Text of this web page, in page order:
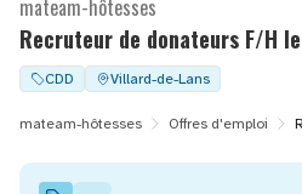
mateam-hôtesses
CDD Villard-de-Lans
mateam-hôtesses Offres d'emploi